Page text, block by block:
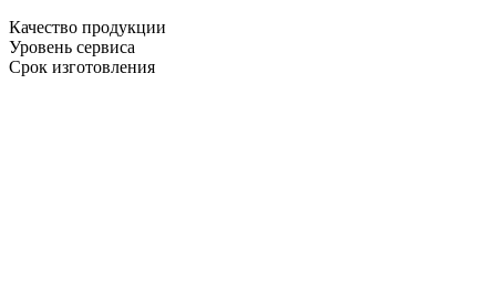
Качество продукции
Уровень сервиса
Срок изготовления